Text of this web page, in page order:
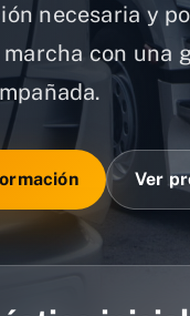
necesaria y
con una
Ver